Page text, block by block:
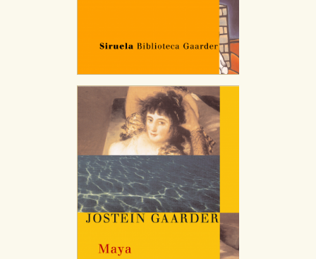
Estas cookies son gestionadas por nuestros socios
publicitarios y se utilizan para mostrar publicidad
relevante para sus intereses en otros sitios. No
almacenan directamente información personal sino
que se basan en la identificación única de su
GUARDAR CONFIGURACIÓN
Puede consultar nuestrapolítica de cookies